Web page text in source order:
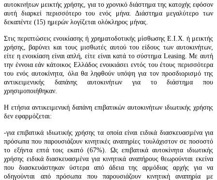
αυτοκινήτων μεικτής χρήσης, για το χρονικό διάστημα της κατοχής εφόσον
αυτή διαρκεί περισσότερο του ενός μήνα. Διάστημα μεγαλύτερο των
δεκαπέντε (15) ημερών λογίζεται ολόκληρος μήνας.
Στις περιπτώσεις ενοικίασης ή χρηματοδοτικής μίσθωσης E.I.X. ή μεικτής
χρήσης, βαρύνει και τους μισθωτές αυτού του είδους των αυτοκινήτων,
είτε η ενοικίαση είναι απλή, είτε είναι κατά το σύστημα Leasing. Με αυτή
την έννοια εάν κάτοικος Ελλάδος ενοικιάσει εντός του έτους περισσότερα
του ενός αυτοκίνητα, όλα θα ληφθούν υπόψη για τον προσδιορισμό της
αντικειμενικής δαπάνης αυτοκινήτων για το διάστημα που
χρησιμοποιήθηκαν.
Η ετήσια αντικειμενική δαπάνη επιβατικών αυτοκινήτων ιδιωτικής χρήσης
δεν εφαρμόζεται:
-για επιβατικά ιδιωτικής χρήσης τα οποία είναι ειδικά διασκευασμένα για
πρόσωπα που παρουσιάζουν κινητικές αναπηρίες τουλάχιστον σε ποσοστό
το εξήντα επτά τοις εκατό (67%). Ως επιβατικά αυτοκίνητα ιδιωτικής
χρήσης ειδικά διασκευασμένα για κινητικά αναπήρους θεωρούνται εκείνα
που διασκευάστηκαν ύστερα από άδεια της αρμόδιας αρχής για να
οδηγούνται από πρόσωπα που παρουσιάζουν κινητική αναπηρία με